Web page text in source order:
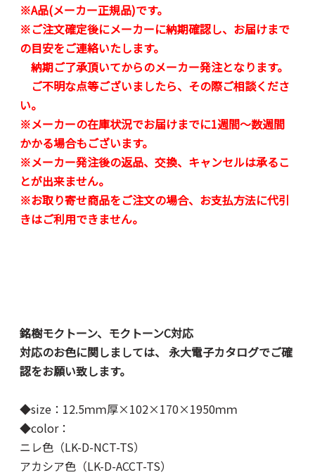
※A品(メーカー正規品)です。
※ご注文確定後にメーカーに納期確認し、お届けまで
の目安をご連絡いたします。
納期ご了承頂いてからのメーカー発注となります。
ご不明な点等ございましたら、その際ご相談くださ
い。
※メーカーの在庫状況でお届けまでに1週間～数週間
かかる場合もございます。
※メーカー発注後の返品、交換、キャンセルは承るこ
とが出来ません。
※お取り寄せ商品をご注文の場合、お支払方法に代引
きはご利用できません。
銘樹モクトーン、モクトーンC対応
対応のお色に関しましては、 永大電子カタログでご確
認をお願い致します。
◆size：12.5ｍｍ厚×102×170×1950ｍｍ
◆color：
ニレ色（LK-D-NCT-TS）
アカシア色（LK-D-ACCT-TS）